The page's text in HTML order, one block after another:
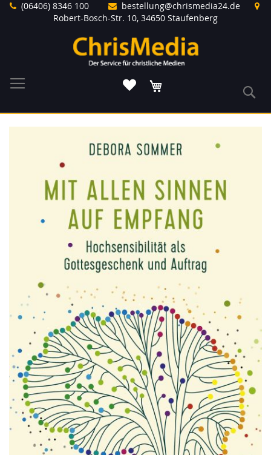
Direkt(06406) 8346 100
bestellung@chrismedia24.de
Robert-Bosch-Str. 10, 34650 Staufenberg
Bildergalerie